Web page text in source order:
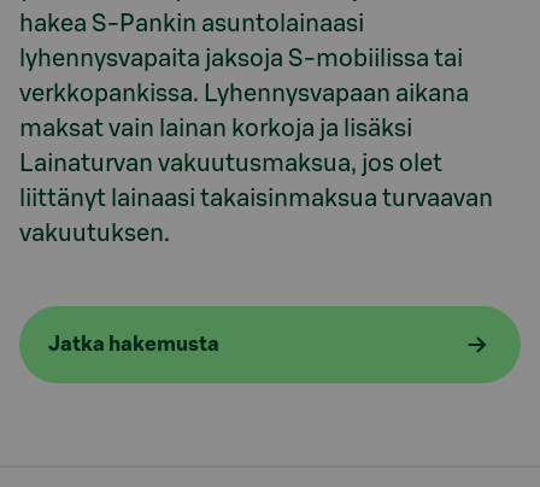
hakea S-Pankin asuntolainaasi
lyhennysvapaita jaksoja S-mobiilissa tai
verkkopankissa. Lyhennysvapaan aikana
maksat vain lainan korkoja ja lisäksi
Lainaturvan vakuutusmaksua, jos olet
liittänyt lainaasi takaisinmaksua turvaavan
vakuutuksen.
Jatka hakemusta